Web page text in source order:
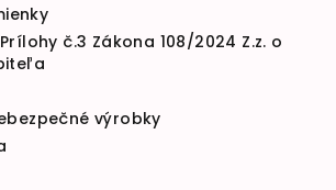
č.3 Zákona 108/2024 Z.z. o
výrobky